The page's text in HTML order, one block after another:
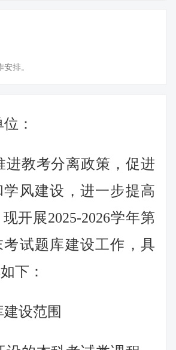
排。
：
进教考分离政策，促进
风建设，进一步提高
开展2025-2026学年第
考试题库建设工作，具
下：
设范围